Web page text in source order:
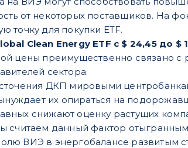
от некоторых поставщиков. На
точку для покупки ETF.
Clean Energy ETF с $ 24,45 до $
цены преимущественно связано
сектора.
ДКП мировыми
их опираться на
снижают оценку растущих
считаем данный фактор
ВИЭ в энергобалансе развитым